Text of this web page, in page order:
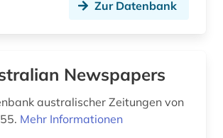
politisches system (1)
Zur Datenbank
Newspapers
australischer Zeitungen von
Mehr Informationen